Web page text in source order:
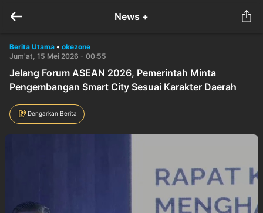
News +
Berita Utama • okezone
Jum'at, 15 Mei 2026 - 00:55
Jelang Forum ASEAN 2026, Pemerintah Minta
Pengembangan Smart City Sesuai Karakter Daerah
Dengarkan Berita